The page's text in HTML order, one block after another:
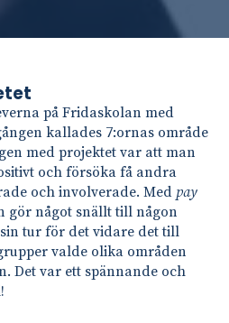
på Fridaskolan med
kallades 7:ornas område
med projektet var att man
och försöka få andra
och involverade. Med pay
gör något snällt till någon
tur för det vidare det till
valde olika områden
Det var ett spännande och